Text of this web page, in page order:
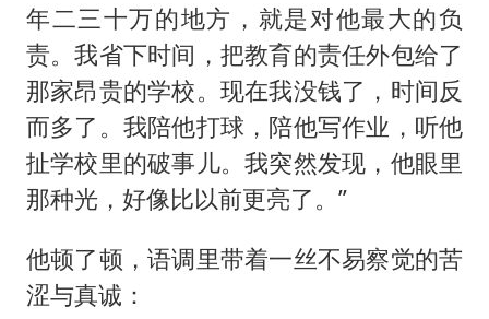
年二三十万的地方，就是对他最大的负
责。我省下时间，把教育的责任外包给了
那家昂贵的学校。现在我没钱了，时间反
而多了。我陪他打球，陪他写作业，听他
扯学校里的破事儿。我突然发现，他眼里
那种光，好像比以前更亮了。”
他顿了顿，语调里带着一丝不易察觉的苦
涩与真诚：